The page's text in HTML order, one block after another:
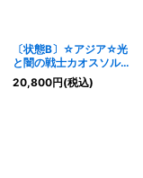
〔状態B〕☆アジア☆光
と闇の戦士カオスソルジ
ャー【OFプリズマティ
ックシークレット】{ア
20,800円(税込)